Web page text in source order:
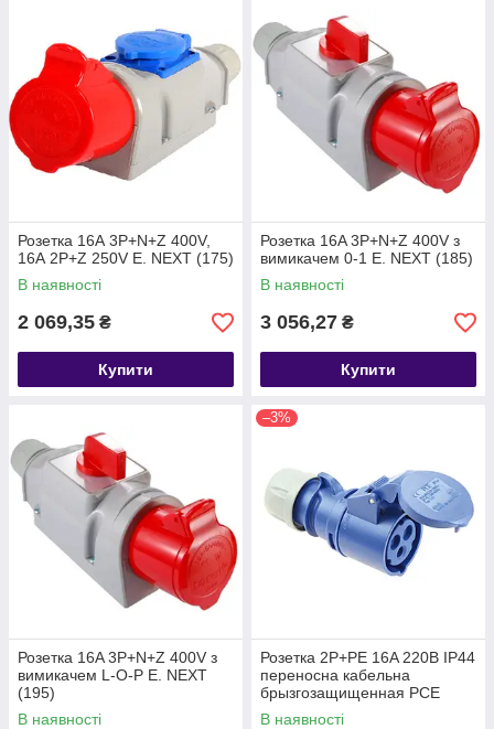
Розетка 16А 3Р+N+Z 400V,
16А 2P+Z 250V E. NEXT (175)
В наявності
2 069,35 ₴
Купити
Розетка 16A 3P+N+Z 400V з
вимикачем 0-1 E. NEXT (185)
В наявності
3 056,27 ₴
Купити
Розетка 16A 3P+N+Z 400V з
вимикачем L-O-P E. NEXT
(195)
В наявності
–3%
Розетка 2P+PE 16A 220В IP44
переносна кабельна
брызгозащищенная PCE
Австрія
В наявності